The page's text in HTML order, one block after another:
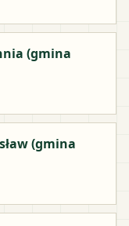
(gmina
(gmina